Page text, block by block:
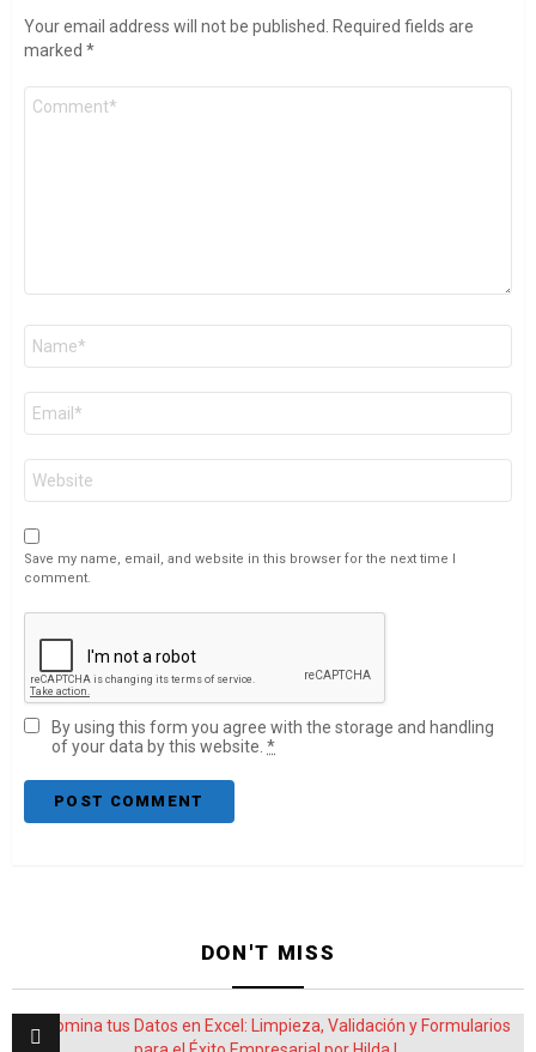
Your email address will not be published.
Required fields are
marked *
Save my name, email, and website in this browser for the next time I
comment.
By using this form you agree with the storage and handling
of your data by this website. *
DON'T MISS